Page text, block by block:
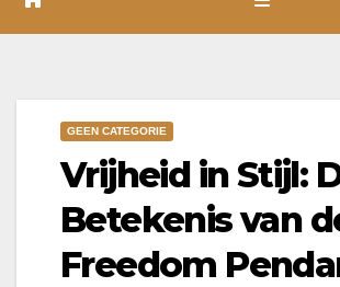
GEEN CATEGORIE
Vrijheid in Stijl:
Betekenis van
Freedom